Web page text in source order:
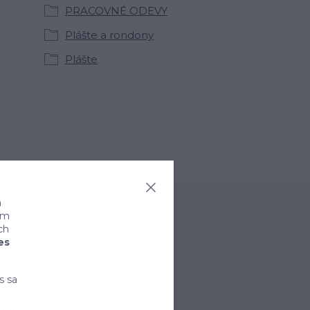
PRACOVNÉ ODEVY
Plášte a rondony
Plášte
sa